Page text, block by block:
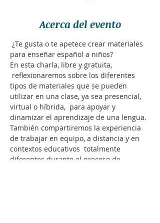
Acerca del evento
¿Te gusta o te apetece crear materiales
para enseñar español a niños?
En esta charla, libre y gratuita,
reflexionaremos sobre los diferentes
tipos de materiales que se pueden
utilizar en una clase, ya sea presencial,
virtual o híbrida,  para apoyar y
dinamizar el aprendizaje de una lengua.
También compartiremos la experiencia
de trabajar en equipo, a distancia y en
contextos educativos  totalmente
diferentes durante el proceso de